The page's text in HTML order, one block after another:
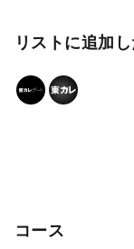
リストに追加
コース